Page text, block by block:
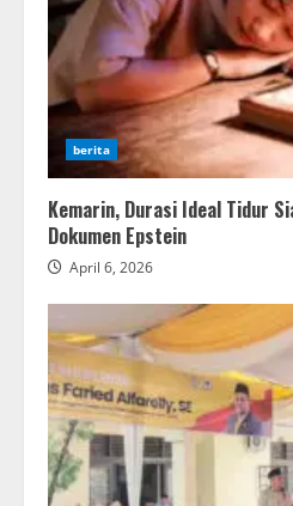
berita
Kemarin, Durasi Ideal Tidur
Dokumen Epstein
April 6, 2026